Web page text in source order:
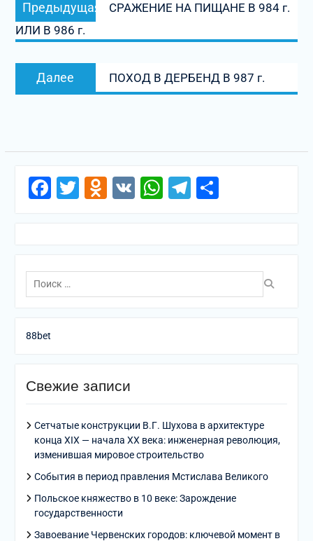
по
записям
Предыдущая
запись:
СРАЖЕНИЕ НА ПИЩАНЕ В 984 г.
ИЛИ В 986 г.
Далее
запись:
ПОХОД В ДЕРБЕНД В 987 г.
Facebook
Twitter
Odnoklassniki
VKWhatsApp
Telegram
Поиск
по:
88bet
Свежие записи
Сетчатые конструкции В.Г. Шухова в архитектуре
конца XIX — начала XX века: инженерная революция,
изменившая мировое строительство
События в период правления Мстислава Великого
Польское княжество в 10 веке: Зарождение
государственности
Завоевание Червенских городов: ключевой момент в